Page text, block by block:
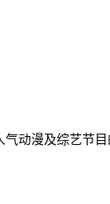
动漫及综艺